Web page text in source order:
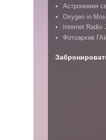
Астрономия
Oxygen in
Internet Radio
Фотоархив